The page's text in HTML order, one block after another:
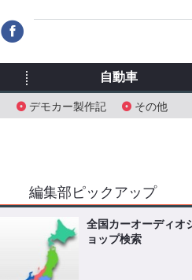
デモカー製作記 その他
自動車
編集部ピックアップ
全国カーオーディオ
ョップ検索